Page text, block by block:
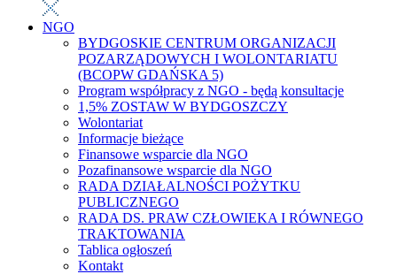
NGO
BYDGOSKIE CENTRUM ORGANIZACJI
POZARZĄDOWYCH I WOLONTARIATU
(BCOPW GDAŃSKA 5)
Program współpracy z NGO - będą konsultacje
1,5% ZOSTAW W BYDGOSZCZY
Wolontariat
Informacje bieżące
Finansowe wsparcie dla NGO
Pozafinansowe wsparcie dla NGO
RADA DZIAŁALNOŚCI POŻYTKU
PUBLICZNEGO
RADA DS. PRAW CZŁOWIEKA I RÓWNEGO
TRAKTOWANIA
Tablica ogłoszeń
Kontakt